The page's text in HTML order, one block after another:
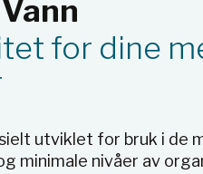
og tilbyr
for dine
utviklet for bruk i
minimale nivåer av